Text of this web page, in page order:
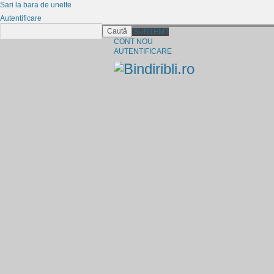
CINE SUNTEM?
CONT NOU
AUTENTIFICARE
Sari la bara de unelte
Autentificare
Caută